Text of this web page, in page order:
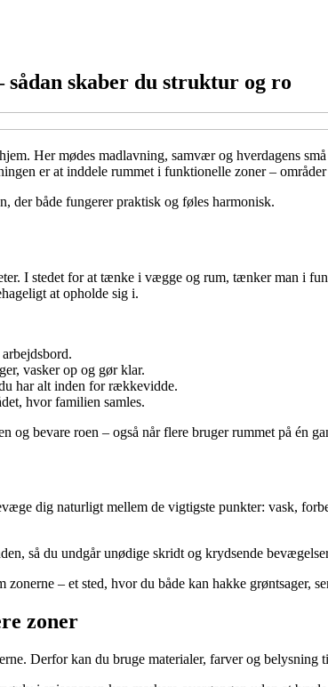
skaber du struktur og ro
Her mødes madlavning, samvær og hverdagens
er at inddele rummet i funktionelle zoner –
der både fungerer praktisk og føles harmonisk.
I stedet for at tænke i vægge og rum, tænker man i
at opholde sig i.
vasker op og gør klar.
har alt inden for rækkevidde.
hvor familien samles.
og bevare roen – også når flere bruger rummet på én
dig naturligt mellem de vigtigste punkter: vask,
så du undgår unødige skridt og krydsende
– et sted, hvor du både kan hakke grøntsager,
zoner
Derfor kan du bruge materialer, farver og belysning